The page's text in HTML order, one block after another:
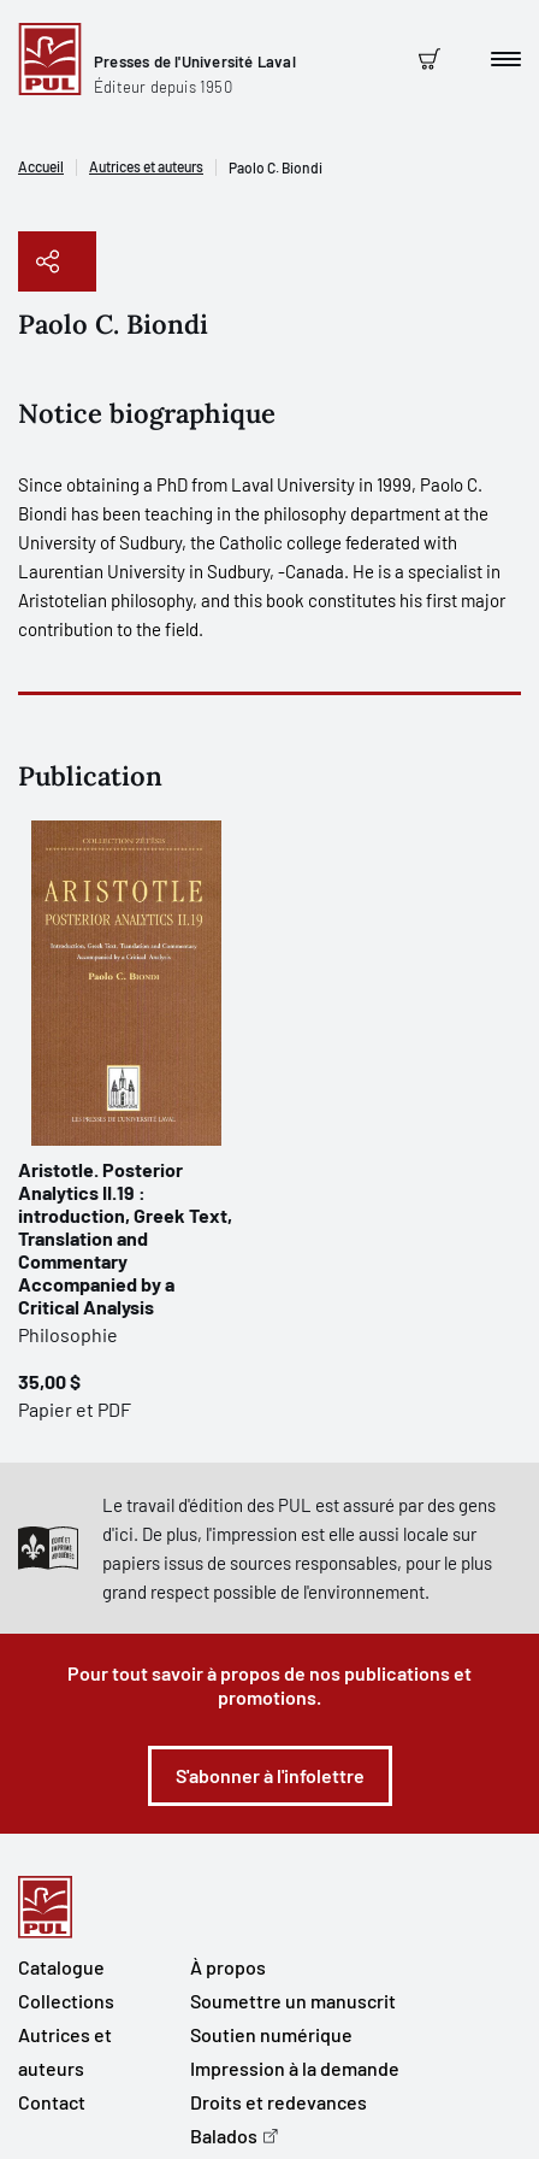
Presses de l'Université Laval
Éditeur depuis 1950
Panier
Accueil Autrices et auteurs Paolo C. Biondi
Paolo C. Biondi
Notice biographique
Since obtaining a PhD from Laval University in 1999, Paolo C.
Biondi has been teaching in the philosophy department at the
University of Sudbury, the Catholic college federated with
Laurentian University in Sudbury, -Canada. He is a specialist in
Aristotelian philosophy, and this book constitutes his first major
contribution to the field.
Publication
Aristotle. Posterior
Analytics II.19 :
introduction, Greek Text,
Translation and
Commentary
Accompanied by a
Critical Analysis
Philosophie
35,00 $
Papier et PDF
Le travail d'édition des PUL est assuré par des gens
d'ici. De plus, l'impression est elle aussi locale sur
papiers issus de sources responsables, pour le plus
grand respect possible de l'environnement.
Pour tout savoir à propos de nos publications et
promotions.
S'abonner à l'infolettre
Catalogue
Collections
Autrices et
auteurs
Contact
À propos
Soumettre un manuscrit
Soutien numérique
Impression à la demande
Droits et redevances
Balados